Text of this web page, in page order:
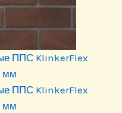
ППС KlinkerFlex
мм
ППС KlinkerFlex
мм